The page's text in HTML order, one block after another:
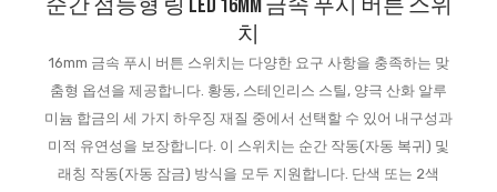
순간 점등형 링 LED 16mm 금속 푸시 버튼 스위
치
16mm 금속 푸시 버튼 스위치는 다양한 요구 사항을 충족하는 맞
춤형 옵션을 제공합니다. 황동, 스테인리스 스틸, 양극 산화 알루
미늄 합금의 세 가지 하우징 재질 중에서 선택할 수 있어 내구성과
미적 유연성을 보장합니다. 이 스위치는 순간 작동(자동 복귀) 및
래칭 작동(자동 잠금) 방식을 모두 지원합니다. 단색 또는 2색